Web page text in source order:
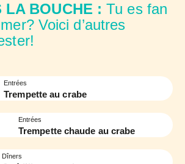
LA BOUCHE : Tu es fan
Voici d’autres
Entrées
Trempette au crabe
Entrées
Trempette chaude au crabe
Dîners